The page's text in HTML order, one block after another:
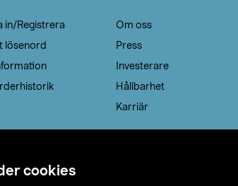
cookies
in/Registrera
lösenord
Om oss
Press
Investerare
Hållbarhet
Karriär